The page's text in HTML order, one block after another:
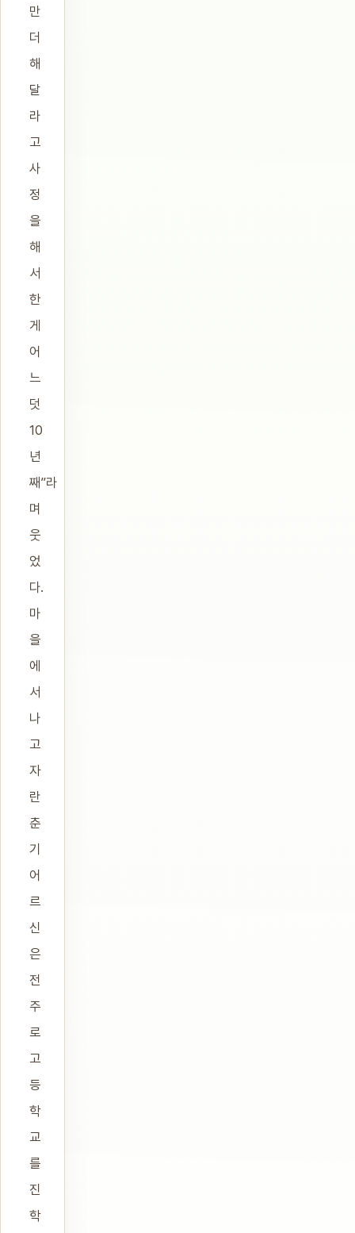
만
더
해
달
라
고
사
정
을
해
서
한
게
어
느
덧
10
년
째”라
며
웃
었
다.
마
을
에
서
나
고
자
란
춘
기
어
르
신
은
전
주
로
고
등
학
교
를
진
학